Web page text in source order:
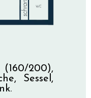
200),
Sessel,